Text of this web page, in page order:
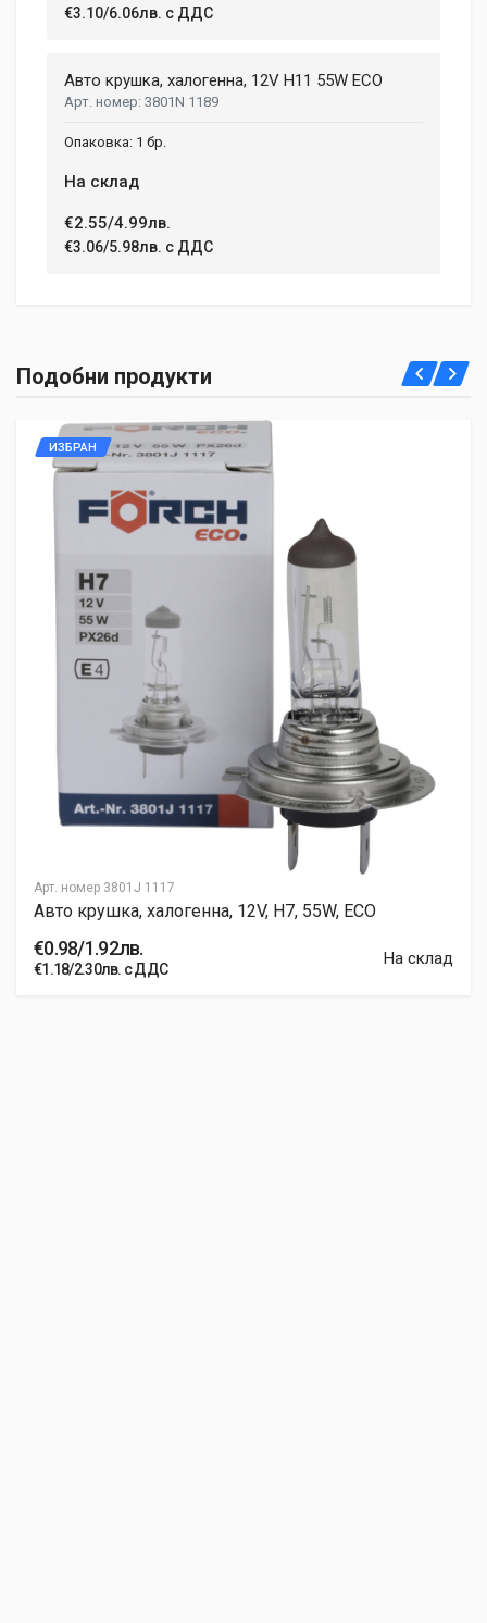
€3.10/6.06лв. с ДДС
Авто крушка, халогенна, 12V H11 55W ECO
3801N 1189
1 бр.
На склад
€2.55/4.99лв.
€3.06/5.98лв. с ДДС
Подобни продукти
Арт. номер 3801J 1117
ИЗБРАН
Авто крушка, халогенна, 12V, H7, 55W, ECO
€0.98/1.92лв.
€1.18/2.30лв. с ДДС
На склад